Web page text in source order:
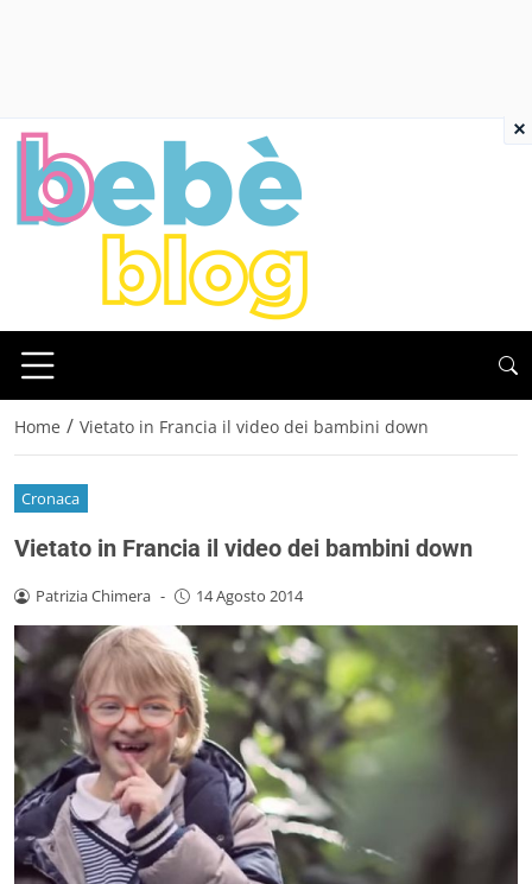
Home / Vietato in Francia il video dei bambini down
Cronaca
Vietato in Francia il video dei bambini down
Patrizia Chimera - 14 Agosto 2014
×